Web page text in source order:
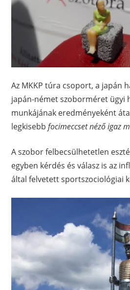
Az MKKP túra csoport, a japán
japán-német szoborméret ügyi
munkájának eredményeként
legkisebb focimeccset néző igaz
A szobor felbecsülhetetlen
egyben kérdés és válasz is az
által felvetett sportszociológiai